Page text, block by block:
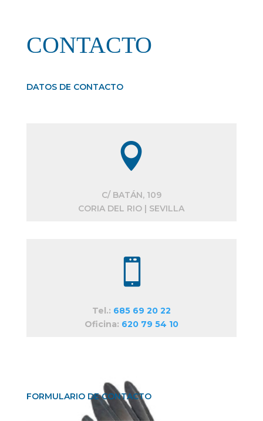
CONTACTO
DATOS DE CONTACTO

C/ BATÁN, 109
CORIA DEL RIO | SEVILLA

Tel.: 685 69 20 22
Oficina: 620 79 54 10
FORMULARIO DE CONTACTO